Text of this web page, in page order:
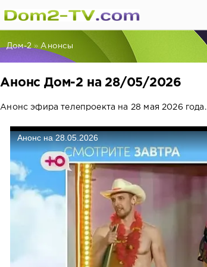
Дом-2 » Анонсы
Анонс Дом-2 на 28/05/2026
Анонс эфира телепроекта на 28 мая 2026 года.